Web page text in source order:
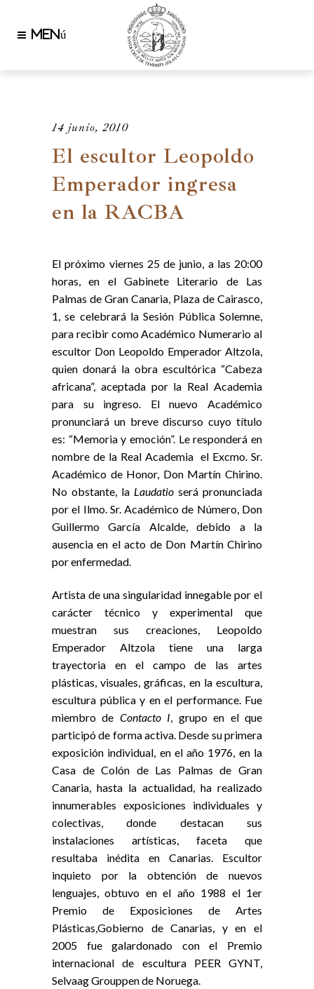
14 junio, 2010
El escultor Leopoldo
Emperador ingresa
en la RACBA
El próximo viernes 25 de junio, a las 20:00
horas, en el Gabinete Literario de Las
Palmas de Gran Canaria, Plaza de Cairasco,
1, se celebrará la Sesión Pública Solemne,
para recibir como Académico Numerario al
escultor Don Leopoldo Emperador Altzola,
quien donará la obra escultórica “Cabeza
africana”, aceptada por la Real Academia
para su ingreso. El nuevo Académico
pronunciará un breve discurso cuyo título
es: “Memoria y emoción”. Le responderá en
nombre de la Real Academia el Excmo. Sr.
Académico de Honor, Don Martín Chirino.
No obstante, la Laudatio será pronunciada
por el Ilmo. Sr. Académico de Número, Don
Guillermo García Alcalde, debido a la
ausencia en el acto de Don Martín Chirino
por enfermedad.
Artista de una singularidad innegable por el
carácter técnico y experimental que
muestran sus creaciones, Leopoldo
Emperador Altzola tiene una larga
trayectoria en el campo de las artes
plásticas, visuales, gráficas, en la escultura,
escultura pública y en el performance. Fue
miembro de Contacto I, grupo en el que
participó de forma activa. Desde su primera
exposición individual, en el año 1976, en la
Casa de Colón de Las Palmas de Gran
Canaria, hasta la actualidad, ha realizado
innumerables exposiciones individuales y
colectivas, donde destacan sus
instalaciones artísticas, faceta que
resultaba inédita en Canarias. Escultor
inquieto por la obtención de nuevos
lenguajes, obtuvo en el año 1988 el 1er
Premio de Exposiciones de Artes
Plásticas,Gobierno de Canarias, y en el
2005 fue galardonado con el Premio
internacional de escultura PEER GYNT,
Selvaag Grouppen de Noruega.